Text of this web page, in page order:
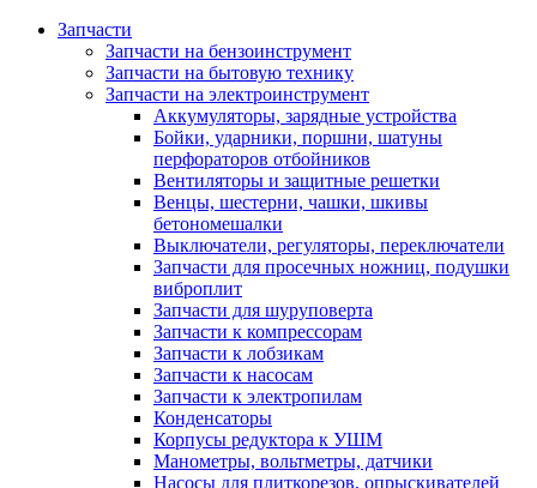
Запчасти
Запчасти на бензоинструмент
Запчасти на бытовую технику
Запчасти на электроинструмент
Аккумуляторы, зарядные устройства
Бойки, ударники, поршни, шатуны
перфораторов отбойников
Вентиляторы и защитные решетки
Венцы, шестерни, чашки, шкивы
бетономешалки
Выключатели, регуляторы, переключатели
Запчасти для просечных ножниц, подушки
виброплит
Запчасти для шуруповерта
Запчасти к компрессорам
Запчасти к лобзикам
Запчасти к насосам
Запчасти к электропилам
Конденсаторы
Корпусы редуктора к УШМ
Манометры, вольтметры, датчики
Насосы для плиткорезов, опрыскивателей